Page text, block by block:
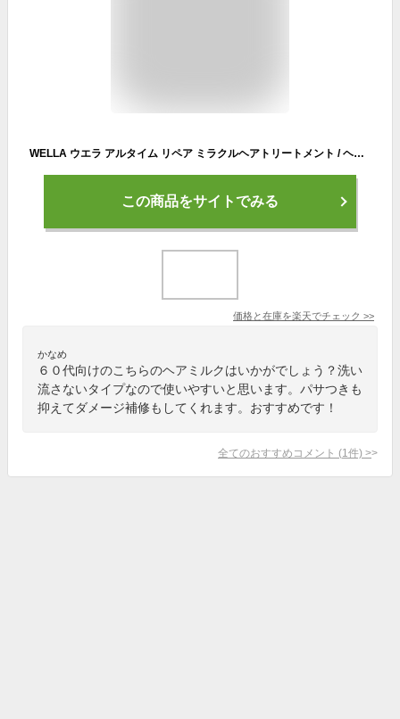
WELLA ウエラ アルタイム リペア ミラクルヘアトリートメント / ヘアオイル / ナイトトリートメント 95ml 洗い流さないトリートメント ヘアミスト ヘアミルク ダメージ補修 ULTIME REPAIR ウエラ プロフェッショナル WELLA 正規品 美容室専売品 アウトバス RM
この商品をサイトでみる
価格と在庫を楽天でチェック >>
かなめ
６０代向けのこちらのヘアミルクはいかがでしょう？洗い
流さないタイプなので使いやすいと思います。パサつきも
抑えてダメージ補修もしてくれます。おすすめです！
全てのおすすめコメント (1 件) >